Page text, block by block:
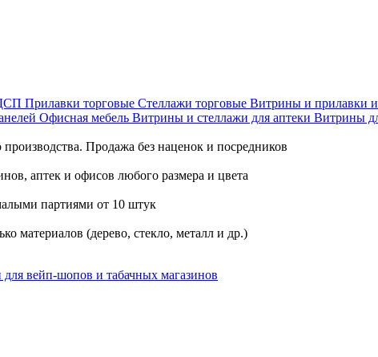
Прилавки торговые Стеллажи торговые Витрины и прилавки
Офисная мебель Витрины и стеллажи для аптеки Витрины
Продажа без наценок и посредников
аптек и офисов любого размера и цвета
партиями от 10 штук
материалов (дерево, стекло, металл и др.)
вейп-шопов и табачных магазинов